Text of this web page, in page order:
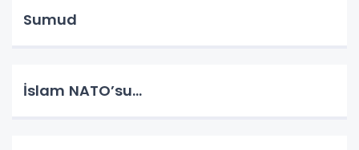
Sumud
İslam NATO’su…